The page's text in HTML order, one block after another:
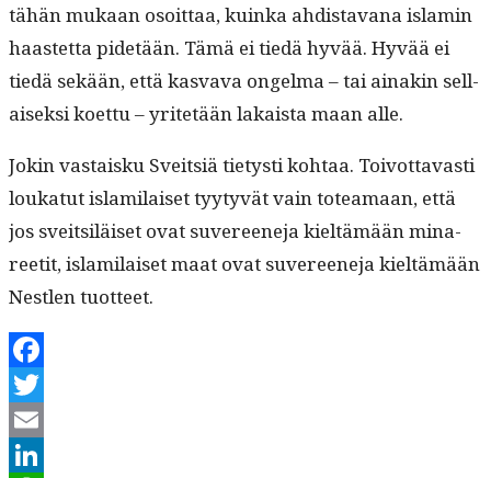
tähän mukaan osoit­taa, kuin­ka ahdis­ta­vana islamin
haastet­ta pide­tään. Tämä ei tiedä hyvää. Hyvää ei
tiedä sekään, että kas­va­va ongel­ma – tai ainakin sel­l­
aisek­si koet­tu – yritetään lakaista maan alle.
Jokin vas­taisku Sveit­siä tietysti kohtaa. Toiv­ot­tavasti
loukatut islami­laiset tyy­tyvät vain totea­maan, että
jos sveit­siläiset ovat suvereene­ja kieltämään mina­
reetit, islami­laiset maat ovat suvereene­ja kieltämään
Nestlen tuotteet.
Facebook
Twitter
Email